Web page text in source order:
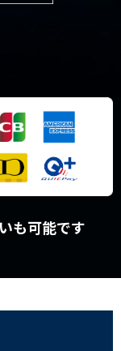
も可能です